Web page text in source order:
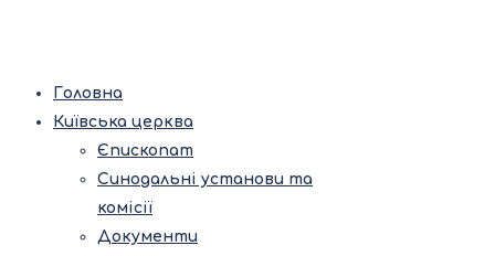
Головна
Київська церква
Єпископат
Синодальні установи та
комісії
Документи